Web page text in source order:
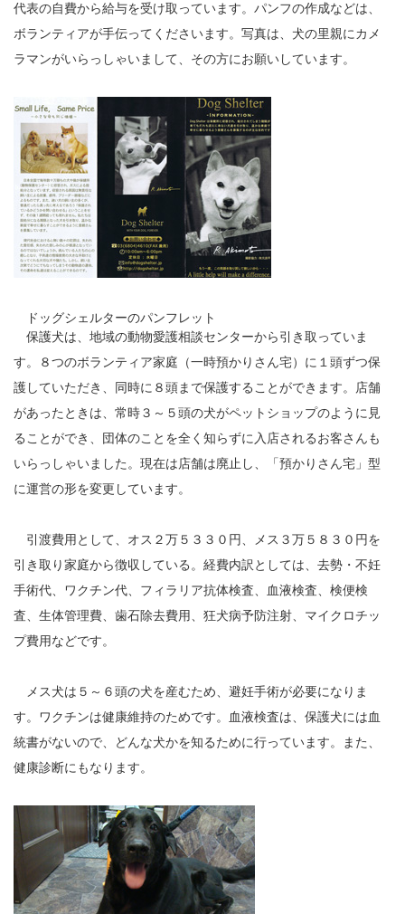
代表の自費から給与を受け取っています。パンフの作成などは、
ボランティアが手伝ってくださいます。写真は、犬の里親にカメ
ラマンがいらっしゃいまして、その方にお願いしています。
ドッグシェルターのパンフレット
保護犬は、地域の動物愛護相談センターから引き取っていま
す。８つのボランティア家庭（一時預かりさん宅）に１頭ずつ保
護していただき、同時に８頭まで保護することができます。店舗
があったときは、常時３～５頭の犬がペットショップのように見
ることができ、団体のことを全く知らずに入店されるお客さんも
いらっしゃいました。現在は店舗は廃止し、「預かりさん宅」型
に運営の形を変更しています。
引渡費用として、オス２万５３３０円、メス３万５８３０円を
引き取り家庭から徴収している。経費内訳としては、去勢・不妊
手術代、ワクチン代、フィラリア抗体検査、血液検査、検便検
査、生体管理費、歯石除去費用、狂犬病予防注射、マイクロチッ
プ費用などです。
メス犬は５～６頭の犬を産むため、避妊手術が必要になりま
す。ワクチンは健康維持のためです。血液検査は、保護犬には血
統書がないので、どんな犬かを知るために行っています。また、
健康診断にもなります。